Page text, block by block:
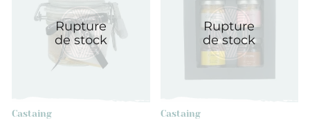
Rupture
de stock
Castaing
Rupture
de stock
Castaing